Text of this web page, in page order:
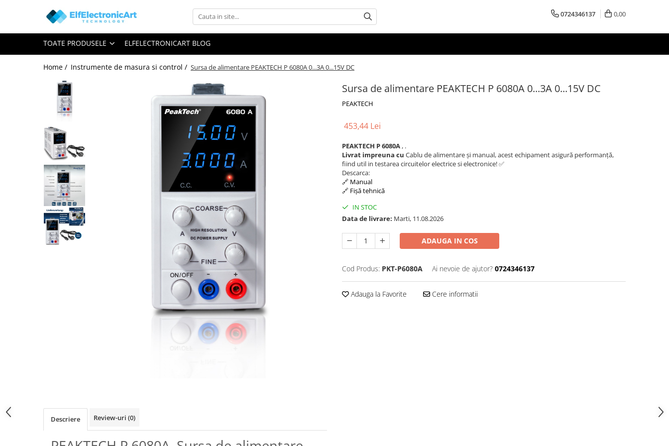
Toate Produsele
Audio
Instrumente de masura si control
Clesti Ampermetrici
Multimetre Digitale
Surse de alimentare
Termometre
Osciloscoape
Osciloscoape AXIOMET
Osciloscoape B&K PRECISION
Osciloscoape FLUKE
0724346137 0,00
TOATE PRODUSELE ELFELECTRONICART BLOG
Home / Instrumente de masura si control / Sursa de alimentare PEAKTECH P 6080A 0...3A 0...15V DC
Sursa de alimentare PEAKTECH P 6080A 0...3A 0...15V DC
PEAKTECH
453,44 Lei
PEAKTECH P 6080A , .
Livrat impreuna cu Cablu de alimentare și manual, acest echipament asigură performanță,
fiind util in testarea circuitelor electrice si electronice! ✅
Descarca:
🔗 Manual
🔗 Fișă tehnică
IN STOC
Data de livrare: Marti, 11.08.2026
ADAUGA IN COS
Cod Produs: PKT-P6080A Ai nevoie de ajutor? 0724346137
Adauga la Favorite Cere informatii
Descriere Review-uri (0)